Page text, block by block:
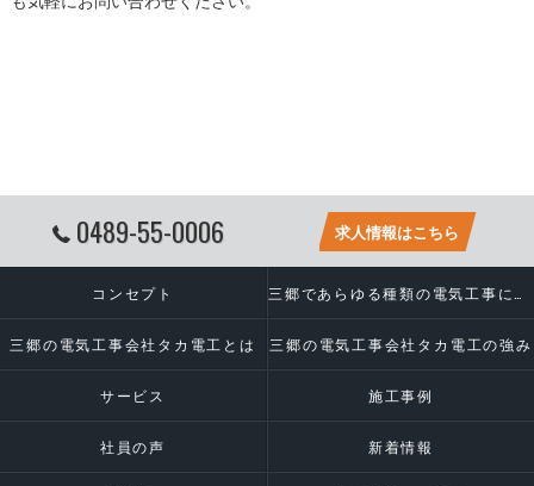
0489-55-0006 求人情報はこちら
コンセプト
三郷の電気工事会社タカ電工とは 三郷の電気工事会社タカ電工の強み
サービス 施工事例
社員の声 新着情報